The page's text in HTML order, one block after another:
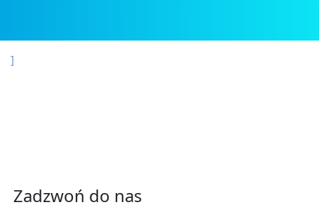
Zadzwoń do nas